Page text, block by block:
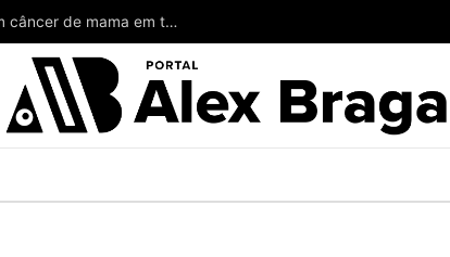
Wilson poderia ter salvado a vida de mulheres com câncer de mama em todo o Amazonas